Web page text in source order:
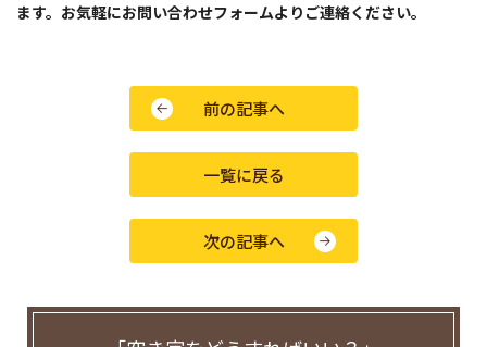
ます。お気軽にお問い合わせフォームよりご連絡ください。
前の記事へ
一覧に戻る
次の記事へ